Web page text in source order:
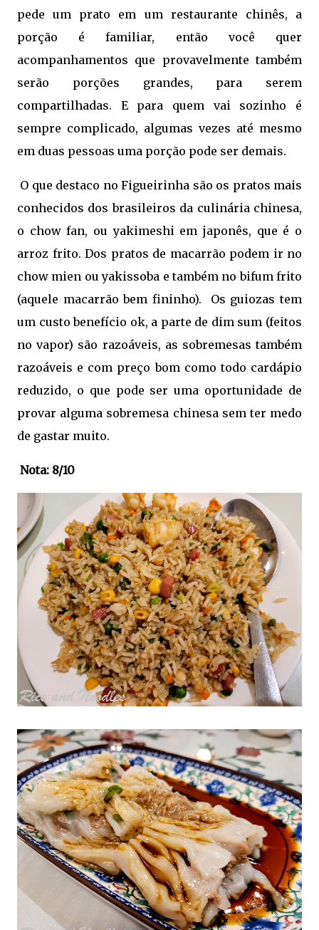
pede um prato em um restaurante chinês, a
porção é familiar, então você quer
acompanhamentos que provavelmente também
serão porções grandes, para serem
compartilhadas. E para quem vai sozinho é
sempre complicado, algumas vezes até mesmo
em duas pessoas uma porção pode ser demais.
O que destaco no Figueirinha são os pratos mais
conhecidos dos brasileiros da culinária chinesa,
o chow fan, ou yakimeshi em japonês, que é o
arroz frito. Dos pratos de macarrão podem ir no
chow mien ou yakissoba e também no bifum frito
(aquele macarrão bem fininho). Os guiozas tem
um custo benefício ok, a parte de dim sum (feitos
no vapor) são razoáveis, as sobremesas também
razoáveis e com preço bom como todo cardápio
reduzido, o que pode ser uma oportunidade de
provar alguma sobremesa chinesa sem ter medo
de gastar muito.
Nota: 8/10